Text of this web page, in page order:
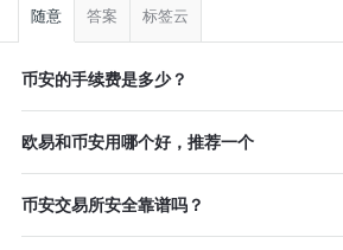
随意 答案 标签云
币安的手续费是多少？
欧易和币安用哪个好，推荐一个
币安交易所安全靠谱吗？